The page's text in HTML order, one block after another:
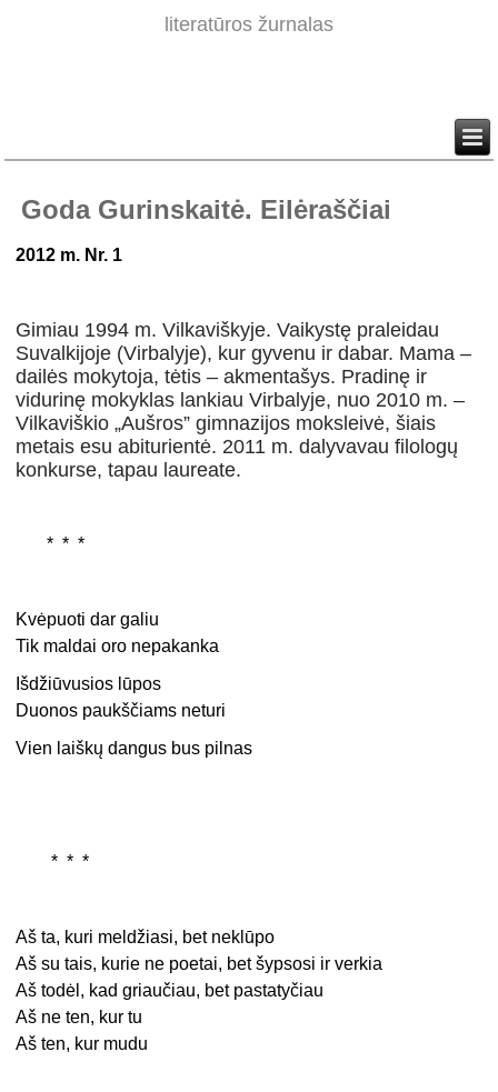
literatūros žurnalas
Goda Gurinskaitė. Eilėraščiai
2012 m. Nr. 1
Gimiau 1994 m. Vilkaviškyje. Vaikystę praleidau
Suvalkijoje (Virbalyje), kur gyvenu ir dabar. Mama –
dailės mokytoja, tėtis – akmentašys. Pradinę ir
vidurinę mokyklas lankiau Virbalyje, nuo 2010 m. –
Vilkaviškio „Aušros” gimnazijos moksleivė, šiais
metais esu abiturientė. 2011 m. dalyvavau filologų
konkurse, tapau laureate.
* * *
Kvėpuoti dar galiu
Tik maldai oro nepakanka
Išdžiūvusios lūpos
Duonos paukščiams neturi
Vien laiškų dangus bus pilnas
* * *
Aš ta, kuri meldžiasi, bet neklūpo
Aš su tais, kurie ne poetai, bet šypsosi ir verkia
Aš todėl, kad griaučiau, bet pastatyčiau
Aš ne ten, kur tu
Aš ten, kur mudu